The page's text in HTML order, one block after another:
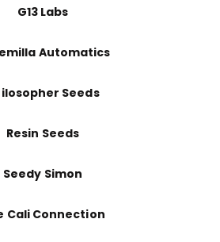
G13 Labs
Automatics
Seeds
Resin Seeds
Seedy Simon
Cali Connection